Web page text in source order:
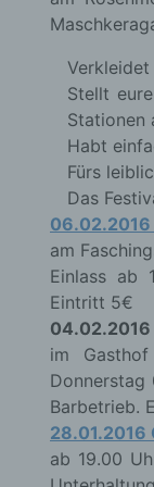
Stellt
Stationen
Habt
Fürs
Das
06.02.2016
am
Einlass ab
Eintritt 5€
04.02.2016
im
Donnerstag
Barbetrieb.
28.01.2016
ab 19.00
Benutzer
Zweck
erleichtern.
Cookies
jedem
des
wird. Ein
merkt sich
virtuellen
Die
Cookies
mittels
genutzten
der
Cookies
andere